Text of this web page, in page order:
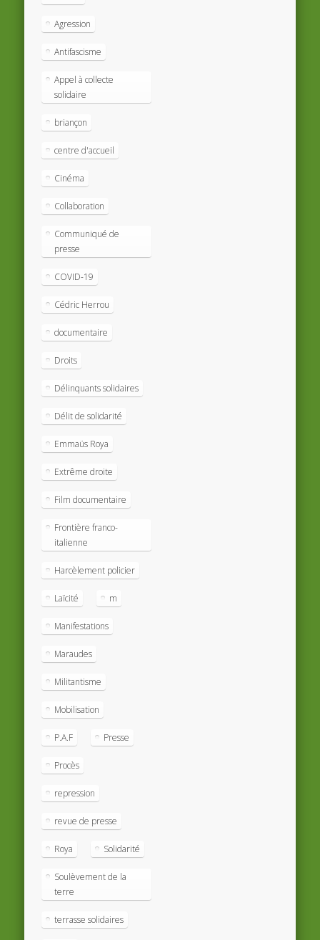
Agression
Antifascisme
Appel à collecte
solidaire
briançon
centre d'accueil
Cinéma
Collaboration
Communiqué de
presse
COVID-19
Cédric Herrou
documentaire
Droits
Délinquants solidaires
Délit de solidarité
Emmaüs Roya
Extrême droite
Film documentaire
Frontière franco-
italienne
Harcèlement policier
Laïcité m
Manifestations
Maraudes
Militantisme
Mobilisation
P.A.F Presse
Procès
repression
revue de presse
Roya Solidarité
Soulèvement de la
terre
terrasse solidaires